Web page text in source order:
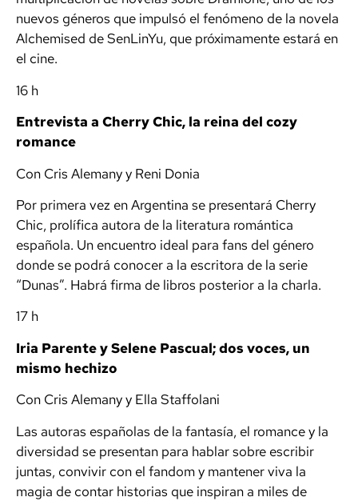
nuevos géneros que impulsó el fenómeno de la novela
Alchemised de SenLinYu, que próximamente estará en
el cine.
16 h
Entrevista a Cherry Chic, la reina del cozy
romance
Con Cris Alemany y Reni Donia
Por primera vez en Argentina se presentará Cherry
Chic, prolífica autora de la literatura romántica
española. Un encuentro ideal para fans del género
donde se podrá conocer a la escritora de la serie
“Dunas”. Habrá firma de libros posterior a la charla.
17 h
Iria Parente y Selene Pascual; dos voces, un
mismo hechizo
Con Cris Alemany y Ella Staffolani
Las autoras españolas de la fantasía, el romance y la
diversidad se presentan para hablar sobre escribir
juntas, convivir con el fandom y mantener viva la
magia de contar historias que inspiran a miles de